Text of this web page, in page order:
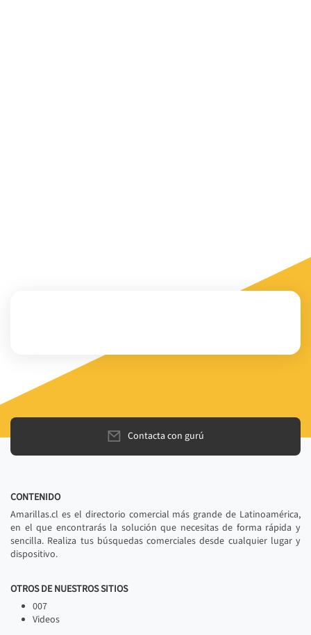
Contacta con gurú
CONTENIDO
Amarillas.cl es el directorio comercial más grande de Latinoamérica,
en el que encontrarás la solución que necesitas de forma rápida y
sencilla. Realiza tus búsquedas comerciales desde cualquier lugar y
dispositivo.
OTROS DE NUESTROS SITIOS
007
Videos